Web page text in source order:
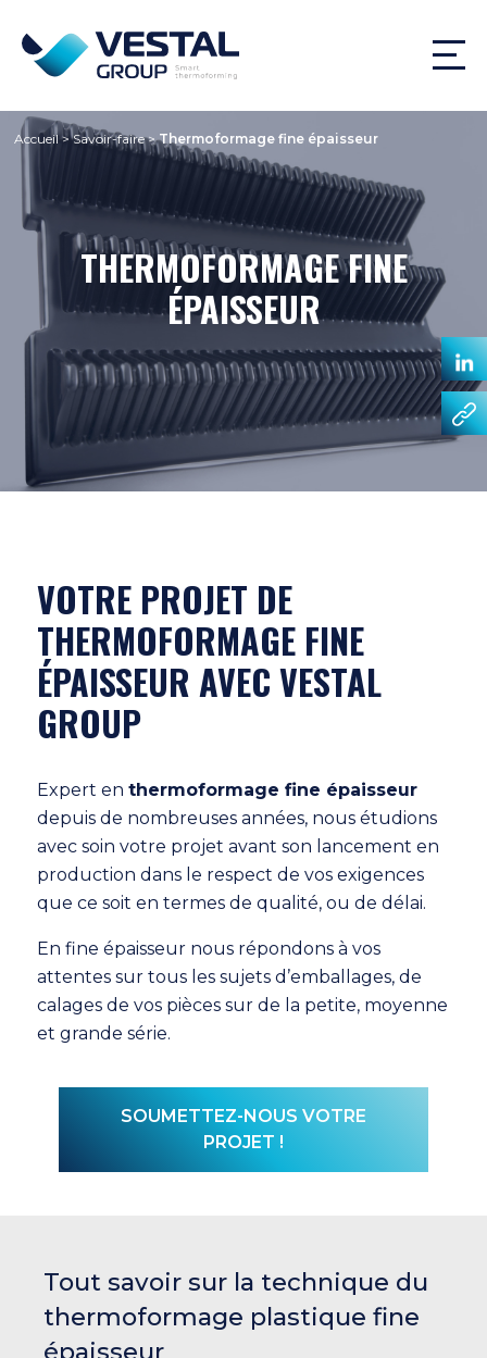
Accueil>Savoir-faire>Thermoformage fine épaisseur
THERMOFORMAGE FINE
ÉPAISSEUR
VOTRE PROJET DE
THERMOFORMAGE FINE
ÉPAISSEUR AVEC VESTAL
GROUP
Expert enthermoformage fine épaisseur
depuis de nombreuses années, nous étudions
avec soin votre projet avant son lancement en
production dans le respect de vos exigences
que ce soit en termes de qualité, ou de délai.
En fine épaisseur nous répondons à vos
attentes sur tous les sujets d’emballages, de
calages de vos pièces sur de la petite, moyenne
et grande série.
SOUMETTEZ-NOUS VOTRE
PROJET !
Tout savoir sur la technique du
thermoformage plastique fine
épaisseur